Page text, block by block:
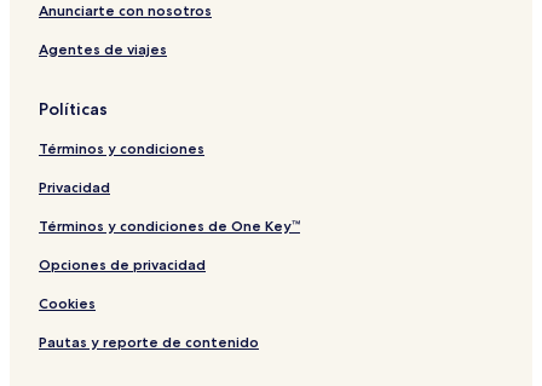
Anunciarte con nosotros
Agentes de viajes
Políticas
Términos y condiciones
Privacidad
Términos y condiciones de One Key™
Opciones de privacidad
Cookies
Pautas y reporte de contenido